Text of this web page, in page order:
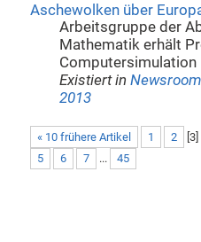
Aschewolken über
Arbeitsgruppe der
Mathematik erhält
Computersimulation
Existiert in Newsroom
2013
« 10 frühere Artikel 1 2 3]
5
6 7 ... 45